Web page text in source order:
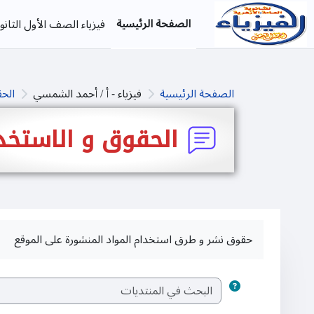
تخطى إلى المحتوى الرئيسي
الصفحة الرئيسية فيزياء الصف الأول
الصفحة الرئيسية فيزياء - أ / أحمد الشمسي
الحقوق و
حقوق نشر و طرق استخدام المواد المنشورة على الموقع